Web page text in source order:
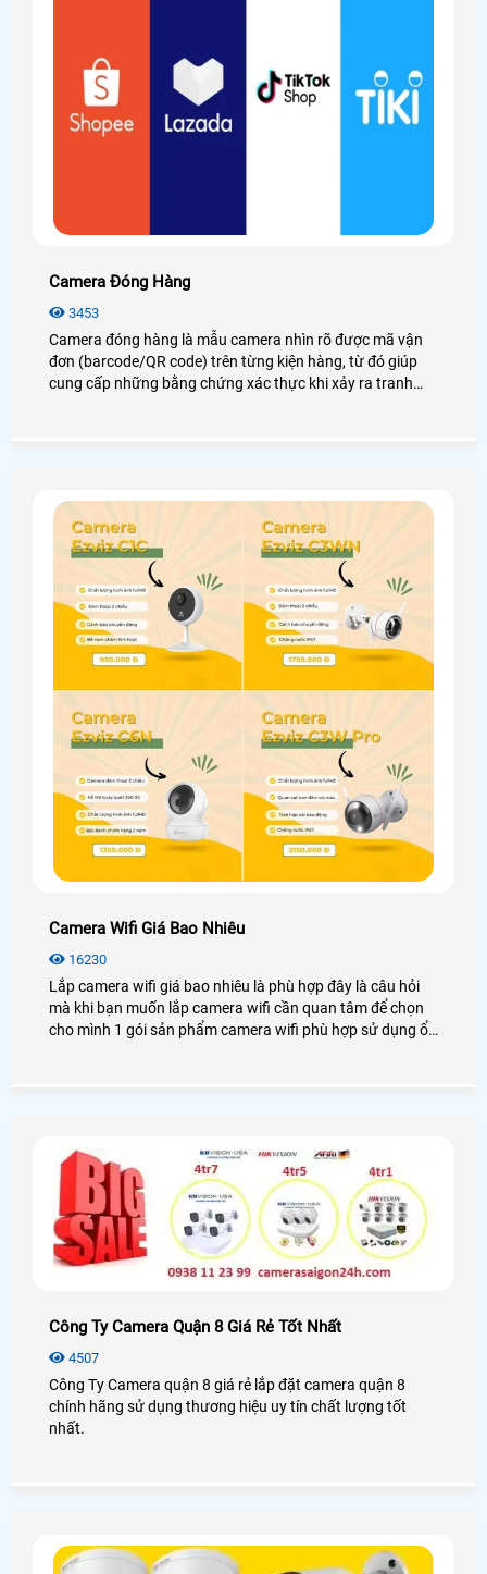
Camera Đóng Hàng
3453
Camera đóng hàng là mẫu camera nhìn rõ được mã vận
đơn (barcode/QR code) trên từng kiện hàng, từ đó giúp
cung cấp những bằng chứng xác thực khi xảy ra tranh
Camera Wifi Giá Bao Nhiêu
16230
Lắp camera wifi giá bao nhiêu là phù hợp đây là câu hỏi
mà khi bạn muốn lắp camera wifi cần quan tâm để chọn
cho mình 1 gói sản phẩm camera wifi phù hợp sử dụng ổn
Công Ty Camera Quận 8 Giá Rẻ Tốt Nhất
4507
Công Ty Camera quận 8 giá rẻ lắp đặt camera quận 8
chính hãng sử dụng thương hiệu uy tín chất lượng tốt
nhất.